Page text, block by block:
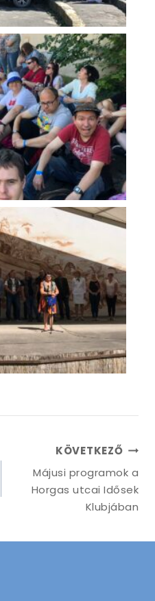
KÖVETKEZŐ
Májusi programok a
Horgas utcai Idősek
Klubjában